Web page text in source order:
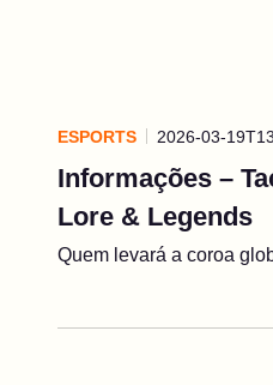
ESPORTS 2026-03-
Informações –
Lore & Legends
Quem levará a coroa